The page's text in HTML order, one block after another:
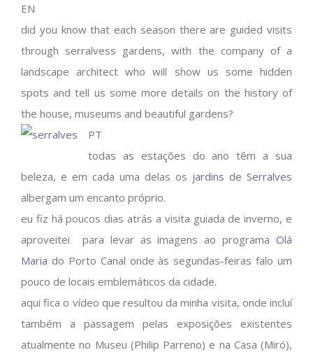
EN
did you know that each season there are guided visits
through serralvess gardens, with the company of a
landscape architect who will show us some hidden
spots and tell us some more details on the history of
the house, museums and beautiful gardens?
PT
todas as estações do ano têm a sua
beleza, e em cada uma delas os jardins de Serralves
albergam um encanto próprio.
eu fiz há poucos dias atrás a visita guiada de inverno, e
aproveitei para levar as imagens ao programa Olá
Maria do Porto Canal onde às segundas-feiras falo um
pouco de locais emblemáticos da cidade.
aqui fica o vídeo que resultou da minha visita, onde incluí
também a passagem pelas exposições existentes
atualmente no Museu (Philip Parreno) e na Casa (Miró),